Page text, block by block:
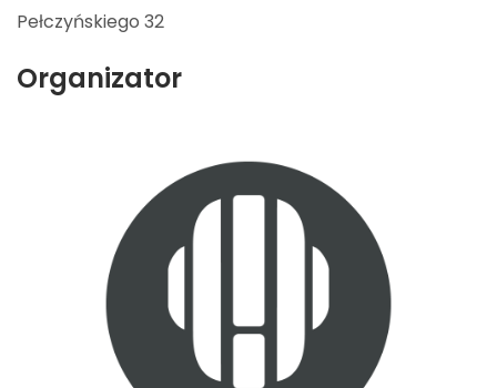
Pełczyńskiego 32
Organizator